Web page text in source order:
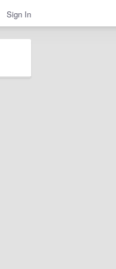
Sign In